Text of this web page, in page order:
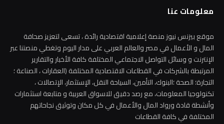
معلومات عنا
موقع بيزنس نيوز منصة إعلامية اقتصادية رائدة ، تسعى لتعزيز صحافة
المال و الأعمال في مصر والعالم العربي على مدار اليوم وتغطي منصتنا عبر
الإنترنت و وسائل التواصل الاجتماعي المختلفة كافة الأخبار والتقارير
المرتبطة بالشركات في القطاعات الاقتصادية المختلفة (العقارات ، الصناعة ؛
التجارة؛ الصحة ؛البنوك، التأمين، السياحة النقل، الإستثمار، الإتصالات ،
تكنولوجيا المعلومات، مع رصد دقيق للاسواق العربية و متابعة استثمارات
وأنشطة قادة ورواد المال والأعمال في كل مكان وتوثيق نجاحاتهم
المختلفة في كافة القطاعات